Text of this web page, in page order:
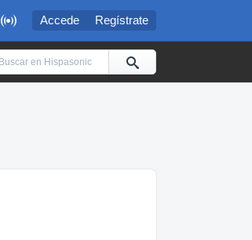
 Accede Regístrate